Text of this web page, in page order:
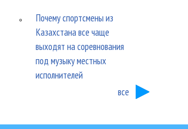
Почему спортсмены из
Казахстана все чаще
выходят на соревнования
под музыку местных
исполнителей
все